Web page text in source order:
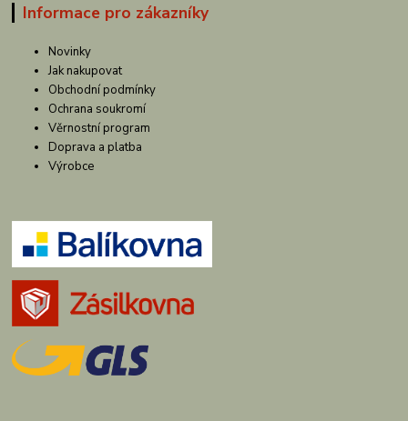
Informace pro zákazníky
Novinky
Jak nakupovat
Obchodní podmínky
Ochrana soukromí
Věrnostní program
Doprava a platba
Výrobce